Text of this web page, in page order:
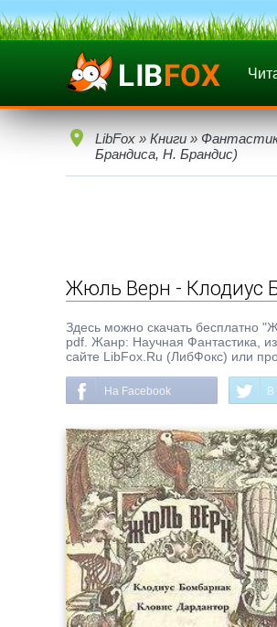
LibFox » Книги »
Брандиса, Н. Брандис)
Жюль Верн - Клодиус
Здесь можно скачать бесплатно
pdf. Жанр: Научная Фантастика,
сайте LibFox.Ru (ЛибФокс) или
На Facebook В